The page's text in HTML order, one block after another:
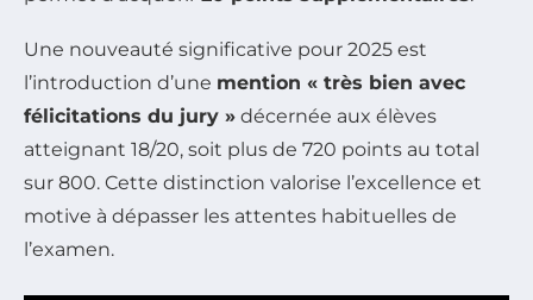
Une nouveauté significative pour 2025 est
l’introduction d’une mention « très bien avec
félicitations du jury » décernée aux élèves
atteignant 18/20, soit plus de 720 points au total
sur 800. Cette distinction valorise l’excellence et
motive à dépasser les attentes habituelles de
l’examen.